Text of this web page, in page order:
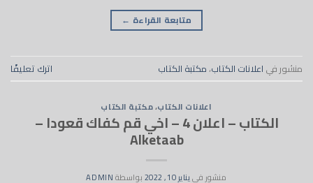
متابعة القراءة ←
منشور في اعلانات الكتاب، مكتبة الكتاب اترك تعليقًا
اعلانات الكتاب،مكتبة الكتاب
الكتاب – اعلان 4 – اخي قم كفاك قعودا –
Alketaab
منشور فييناير 10, 2022 بواسطةADMIN